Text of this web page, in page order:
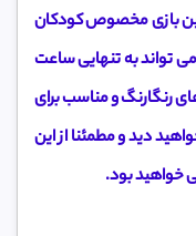
بازی مخصوص کودکان
تواند به تنهایی ساعت
رنگارنگ و مناسب برای
دید و مطمئنا از این
خواهید بود.